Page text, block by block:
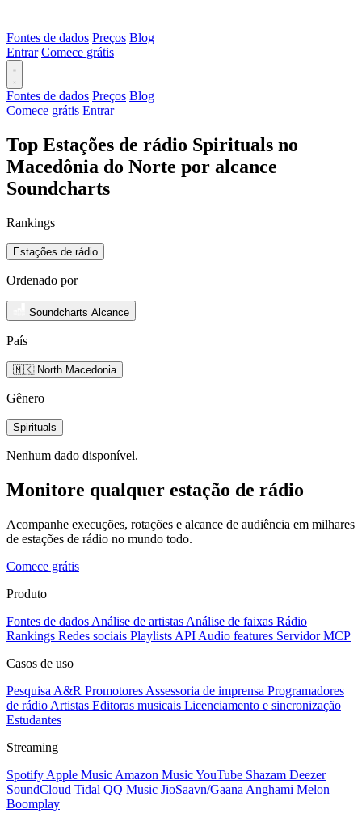
Fontes de dados Preços Blog
Entrar Comece grátis
Fontes de dados Preços Blog
Comece grátis Entrar
Top Estações de rádio Spirituals no
Macedônia do Norte por alcance
Soundcharts
Rankings
Estações de rádio
Ordenado por
Soundcharts Alcance
País
🇲🇰 North Macedonia
Gênero
Spirituals
Nenhum dado disponível.
Monitore qualquer estação de rádio
Acompanhe execuções, rotações e alcance de audiência em milhares
de estações de rádio no mundo todo.
Comece grátis
Produto
Fontes de dados Análise de artistas Análise de faixas Rádio
Rankings Redes sociais Playlists API Audio features Servidor MCP
Casos de uso
Pesquisa A&R Promotores Assessoria de imprensa Programadores
de rádio Artistas Editoras musicais Licenciamento e sincronização
Estudantes
Streaming
Spotify Apple Music Amazon MusicYouTube Shazam Deezer
SoundCloud Tidal QQ Music JioSaavn/Gaana Anghami Melon
Boomplay